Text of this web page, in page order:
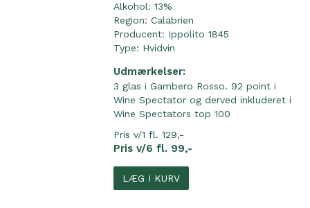
Alkohol: 13%
Region:Calabrien
Producent: Ippolito 1845
Type: Hvidvin
Udmærkelser:
3 glas i Gambero Rosso. 92 point i
Wine Spectator og derved inkluderet i
Wine Spectators top 100
Pris v/1 fl. 129,-
Pris v/6 fl. 99,-
LÆG I KURV